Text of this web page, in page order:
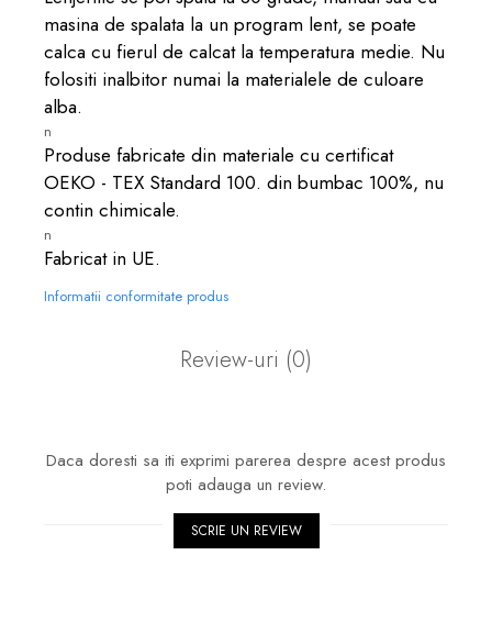
masina de spalata la un program lent, se poate
calca cu fierul de calcat la temperatura medie. Nu
folositi inalbitor numai la materialele de culoare
alba.
n
Produse fabricate din materiale cu certificat
OEKO - TEX Standard 100. din bumbac 100%, nu
contin chimicale.
n
Fabricat in UE.
Informatii conformitate produs
Review-uri (0)
Daca doresti sa iti exprimi parerea despre acest produs
poti adauga un review.
SCRIE UN REVIEW